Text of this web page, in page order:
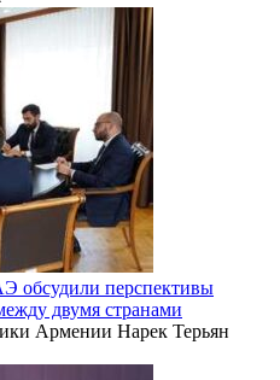
обсудили перспективы
двумя странами
Армении Нарек Терьян